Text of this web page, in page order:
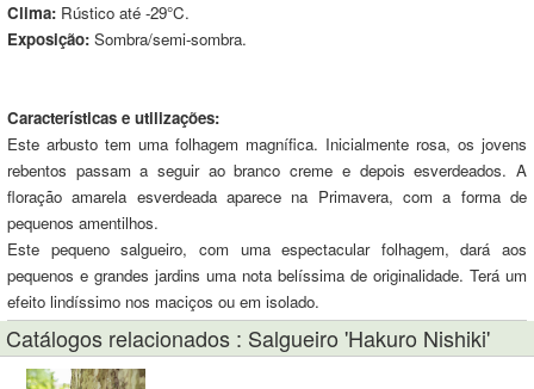
Clima: Rústico até -29°C.
Exposição: Sombra/semi-sombra.
Características e utilizações:
Este arbusto tem uma folhagem magnífica. Inicialmente rosa, os jovens
rebentos passam a seguir ao branco creme e depois esverdeados. A
floração amarela esverdeada aparece na Primavera, com a forma de
pequenos amentilhos.
Este pequeno salgueiro, com uma espectacular folhagem, dará aos
pequenos e grandes jardins uma nota belíssima de originalidade. Terá um
efeito lindíssimo nos maciços ou em isolado.
Catálogos relacionados : Salgueiro 'Hakuro Nishiki'